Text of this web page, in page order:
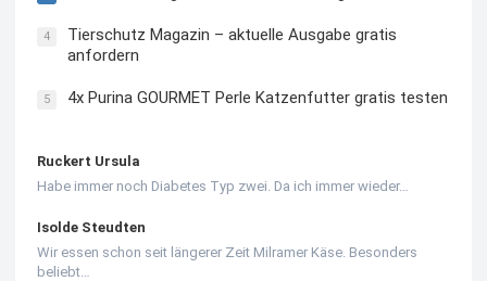
4
Tierschutz Magazin – aktuelle Ausgabe gratis
anfordern
5 4x Purina GOURMET Perle Katzenfutter gratis testen
Ruckert Ursula
Habe immer noch Diabetes Typ zwei. Da ich immer wieder…
Isolde Steudten
Wir essen schon seit längerer Zeit Milramer Käse. Besonders
beliebt…